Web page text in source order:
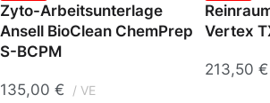
Zyto-Arbeitsunterlage
Ansell BioClean ChemPrep
S-BCPM
135,00 € VE
Vertex
213,50 €